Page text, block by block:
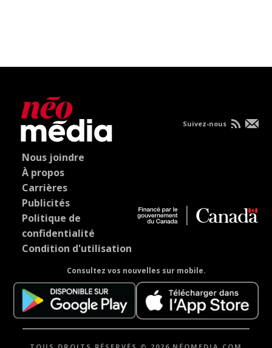
Nous joindre
À propos
Carrières
Publicités
Politique de
confidentialité
Condition d'utilisation
Consultez vos nouvelles sur mobile.
Suivez-nous